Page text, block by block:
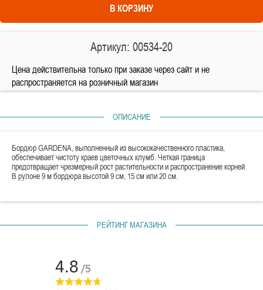
В КОРЗИНУ
Артикул: 00534-20
Цена действительна только при заказе через сайт и не
распространяется на розничный магазин
ОПИСАНИЕ
Бордюр GARDENA, выполненный из высококачественного пластика,
обеспечивает чистоту краев цветочных клумб. Четкая граница
предотвращает чрезмерный рост растительности и распространение корней.
В рулоне 9 м бордюра высотой 9 см, 15 см или 20 см.
РЕЙТИНГ МАГАЗИНА